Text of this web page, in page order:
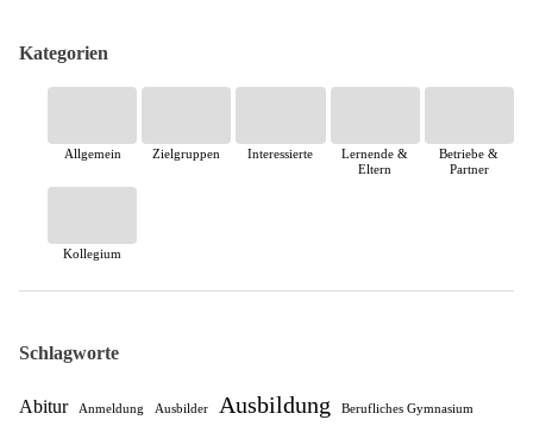
Kategorien
Allgemein Zielgruppen Interessierte
Lernende &
Eltern
Betriebe &
Partner
Kollegium
Schlagworte
Abitur Anmeldung Ausbilder Ausbildung Berufliches Gymnasium